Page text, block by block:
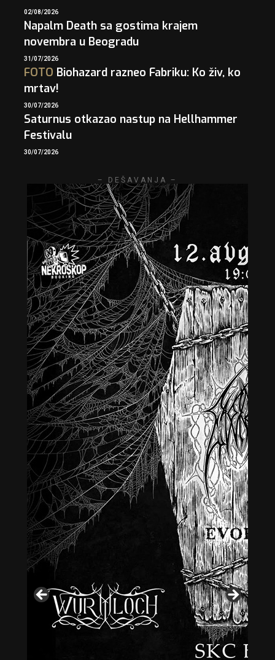
02/08/2026
Napalm Death sa gostima krajem
novembra u Beogradu
31/07/2026
FOTO Biohazard razneo Fabriku: Ko živ, ko
mrtav!
30/07/2026
Saturnus otkazao nastup na Hellhammer
Festivalu
30/07/2026
– DEŠAVANJA –